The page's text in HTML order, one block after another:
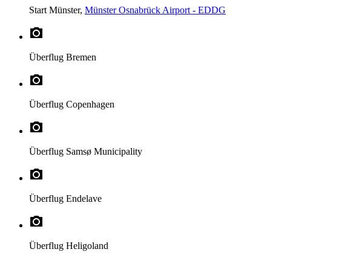
Start Münster, Münster Osnabrück Airport - EDDG
Überflug Bremen
Überflug Copenhagen
Überflug Samsø Municipality
Überflug Endelave
Überflug Heligoland